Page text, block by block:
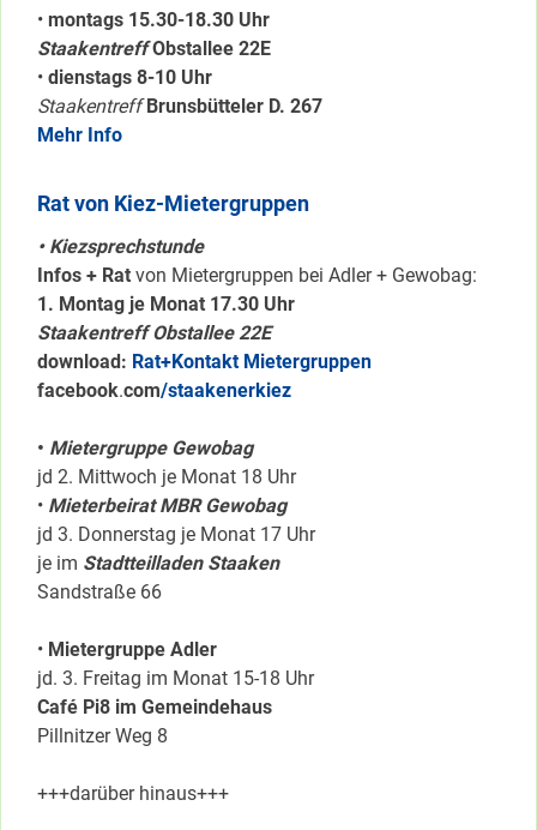
• montags 15.30-18.30 Uhr
Staakentreff Obstallee 22E
• dienstags 8-10 Uhr
Staakentreff Brunsbütteler D. 267
Mehr Info
Rat von Kiez-Mietergruppen
• Kiezsprechstunde
Infos + Rat von Mietergruppen bei Adler + Gewobag:
1. Montag je Monat 17.30 Uhr
Staakentreff Obstallee 22E
download: Rat+Kontakt Mietergruppen
facebook.com/staakenerkiez
• Mietergruppe Gewobag
jd 2. Mittwoch je Monat 18 Uhr
• Mieterbeirat MBR Gewobag
jd 3. Donnerstag je Monat 17 Uhr
je im Stadtteilladen Staaken
Sandstraße 66
• Mietergruppe Adler
jd. 3. Freitag im Monat 15-18 Uhr
Café Pi8 im Gemeindehaus
Pillnitzer Weg 8
+++darüber hinaus+++